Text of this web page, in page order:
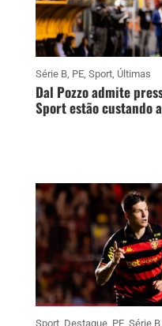
Série B, PE, Sport, Últimas
Dal Pozzo admite
Sport estão custando
Sport, Destaque, PE, Série B,